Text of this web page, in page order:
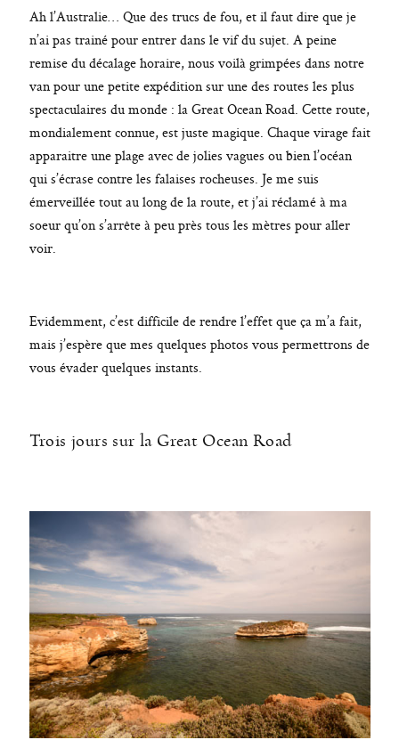
Ah l’Australie… Que des trucs de fou, et il faut dire que je
n’ai pas trainé pour entrer dans le vif du sujet. A peine
remise du décalage horaire, nous voilà grimpées dans notre
van pour une petite expédition sur une des routes les plus
spectaculaires du monde : la Great Ocean Road. Cette route,
mondialement connue, est juste magique. Chaque virage fait
apparaitre une plage avec de jolies vagues ou bien l’océan
qui s’écrase contre les falaises rocheuses. Je me suis
émerveillée tout au long de la route, et j’ai réclamé à ma
soeur qu’on s’arrête à peu près tous les mètres pour aller
voir.
Evidemment, c’est difficile de rendre l’effet que ça m’a fait,
mais j’espère que mes quelques photos vous permettrons de
vous évader quelques instants.
Trois jours sur la Great Ocean Road
AGATHE F. PHOTOGRAPHIE